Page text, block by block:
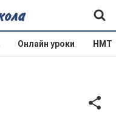
Онлайн уроки НМТ